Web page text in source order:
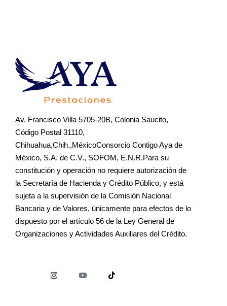
Av. Francisco Villa 5705-20B, Colonia Saucito,
Código Postal 31110,
Chihuahua,Chih.,MéxicoConsorcio Contigo Aya de
México, S.A. de C.V., SOFOM, E.N.R.Para su
constitución y operación no requiere autorización de
la Secretaría de Hacienda y Crédito Público, y está
sujeta a la supervisión de la Comisión Nacional
Bancaria y de Valores, únicamente para efectos de lo
dispuesto por el artículo 56 de la Ley General de
Organizaciones y Actividades Auxiliares del Crédito.